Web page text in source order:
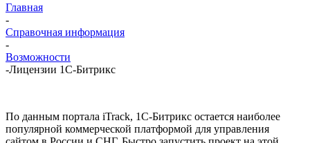
Главная
-
Справочная информация
-
Возможности
-Лицензии 1С-Битрикс
По данным портала iTrack, 1C-Битрикс остается наиболее
популярной коммерческой платформой для управления